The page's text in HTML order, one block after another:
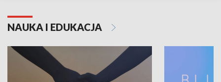
NAUKA I EDUKACJA